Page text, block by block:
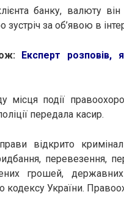
банку, валюту
за об’явою в
Експерт розповів,
місця події
передала касир.
відкрито
перевезення,
грошей,
кодексу України.